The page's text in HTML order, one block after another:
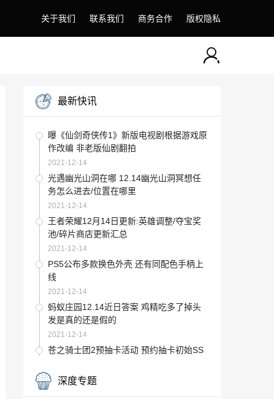
关于我们 联系我们 商务合作 版权隐私
最新快讯
曝《仙剑奇侠传1》新版电视剧根据游戏原
作改编 非老版仙剧翻拍
2021-12-14
光遇幽光山洞在哪 12.14幽光山洞冥想任
务怎么进去/位置在哪里
2021-12-14
王者荣耀12月14日更新:英雄调整/夺宝奖
池/碎片商店更新汇总
2021-12-14
PS5公布多款换色外壳 还有同配色手柄上
线
2021-12-14
蚂蚁庄园12.14近日答案 鸡精吃多了掉头
发是真的还是假的
2021-12-14
苍之骑士团2预抽卡活动 预约抽卡初始SS
2021-12-14
深度专题